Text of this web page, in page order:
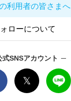
利用者の皆さまへ
ローについて
式SNSアカウント